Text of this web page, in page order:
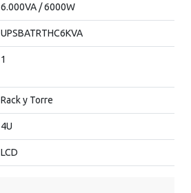
6.000VA / 6000W
UPSBATRTHC6KVA
1
Rack y Torre
4U
LCD